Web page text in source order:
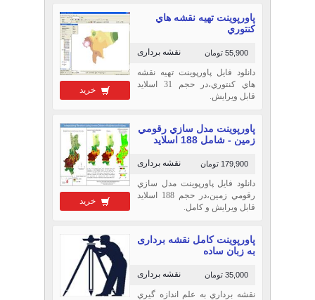
خرید
پاورپوینت تهيه نقشه هاي
كنتوري
نقشه برداری 55,900 تومان
دانلود فایل پاورپوینت تهيه نقشه
هاي كنتوري،در حجم 31 اسلاید
قابل ویرایش.
خرید
پاورپوینت مدل سازي رقومي
زمين - شامل 188 اسلاید
نقشه برداری 179,900 تومان
دانلود فایل پاورپوینت مدل سازي
رقومي زمين،در حجم 188 اسلاید
قابل ویرایش و کامل.
پاورپوینت کامل نقشه برداری
به زبان ساده
نقشه برداری 35,000 تومان
نقشه برداري به علم اندازه گیري